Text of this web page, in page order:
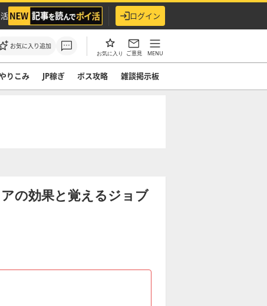
ログイン
お気に入り追加
お気に入り ご意見 MENU
りこみ JP稼ぎ ボス攻略 雑談掲示板
の効果と覚えるジョブ